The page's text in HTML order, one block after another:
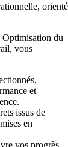
du
vous
et
issus de
en
vos progrès,